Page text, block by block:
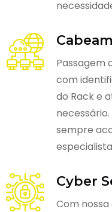
Passagem
com
do Rack e
sempre
Cyber
Com